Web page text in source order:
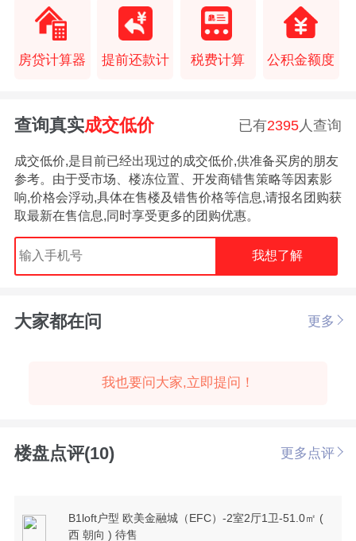
房贷计算器 提前还款计 税费计算 公积金额度
查询真实成交低价 已有2395人查询
成交低价,是目前已经出现过的成交低价,供准备买房的朋友
参考。由于受市场、楼冻位置、开发商错售策略等因素影
响,价格会浮动,具体在售楼及错售价格等信息,请报名团购获
取最新在售信息,同时享受更多的团购优惠。
我想了解
大家都在问 更多
我也要问大家,立即提问！
楼盘点评(10) 更多点评
B1loft户型 欧美金融城（EFC）-2室2厅1卫-51.0㎡ (
西 朝向 ) 待售